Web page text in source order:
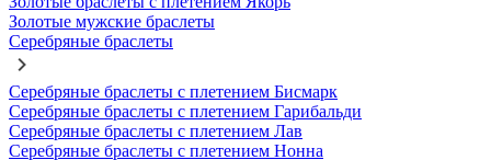
Золотые мужские браслеты
Серебряные браслеты
Серебряные браслеты с плетением Бисмарк
Серебряные браслеты с плетением Гарибальди
Серебряные браслеты с плетением Лав
Серебряные браслеты с плетением Нонна